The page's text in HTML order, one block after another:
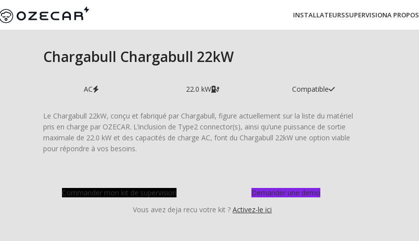
INSTALLATEURSSUPERVISIONA PROPOS
Chargabull Chargabull 22kW
AC 22.0 kW Compatible
Le Chargabull 22kW, conçu et fabriqué par Chargabull, figure actuellement sur la liste du matériel
pris en charge par OZECAR. L’inclusion de Type2 connector(s), ainsi qu’une puissance de sortie
maximale de 22.0 kW et des capacités de charge AC, font du Chargabull 22kW une option viable
pour répondre à vos besoins.
Commander mon kit de supervision
Demander une demo
Vous avez deja recu votre kit ?Activez-le ici